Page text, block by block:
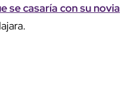
se casaría con su novia